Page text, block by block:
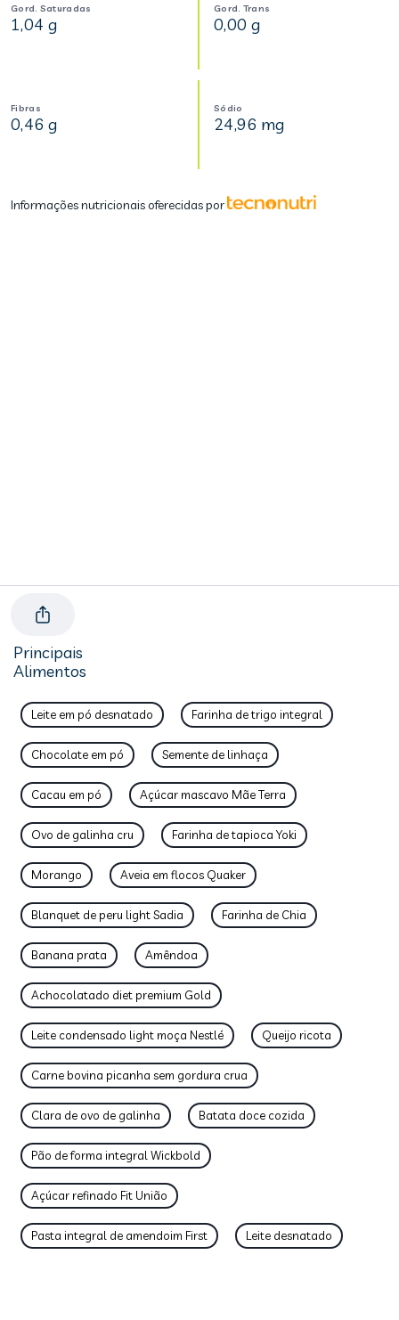
Gord. Saturadas
1,04 g
Gord. Trans
0,00 g
Fibras
0,46 g
Sódio
24,96 mg
Informações nutricionais oferecidas por
Principais
Alimentos
Leite em pó desnatado Farinha de trigo integral
Chocolate em pó Semente de linhaça
Cacau em pó Açúcar mascavo Mãe Terra
Ovo de galinha cru Farinha de tapioca Yoki
Morango Aveia em flocos Quaker
Blanquet de peru light Sadia Farinha de Chia
Banana prata Amêndoa
Achocolatado diet premium Gold
Leite condensado light moça Nestlé Queijo ricota
Carne bovina picanha sem gordura crua
Clara de ovo de galinha Batata doce cozida
Pão de forma integral Wickbold
Açúcar refinado Fit União
Pasta integral de amendoim First Leite desnatado